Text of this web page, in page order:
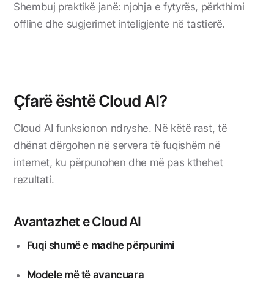
Shembuj praktikë janë: njohja e fytyrës, përkthimi
offline dhe sugjerimet inteligjente në tastierë.
Çfarë është Cloud AI?
Cloud AI funksionon ndryshe. Në këtë rast, të
dhënat dërgohen në servera të fuqishëm në
internet, ku përpunohen dhe më pas kthehet
rezultati.
Avantazhet e Cloud AI
Fuqi shumë e madhe përpunimi
Modele më të avancuara